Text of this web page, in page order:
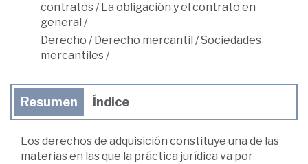
contratos/ La obligación y el contrato en
general /
Derecho / Derecho mercantil /Sociedades
mercantiles/
Resumen Índice
Los derechos de adquisición constituye una de las
materias en las que la práctica jurídica va por